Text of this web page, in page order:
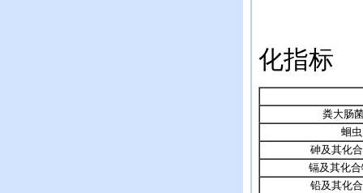
化指标
粪大
蛔
砷及其化
镉及其化
铅及其化